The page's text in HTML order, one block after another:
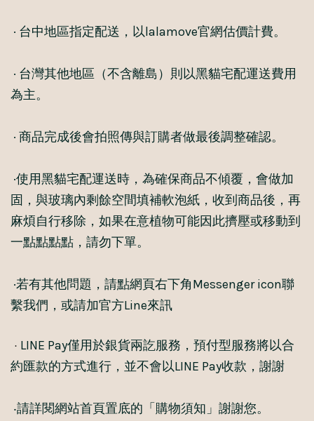
· 台中地區指定配送，以lalamove官網估價計費。
· 台灣其他地區（不含離島）則以黑貓宅配運送費用
為主。
· 商品完成後會拍照傳與訂購者做最後調整確認。
·使用黑貓宅配運送時，為確保商品不傾覆，會做加
固，與玻璃內剩餘空間填補軟泡紙，收到商品後，再
麻煩自行移除，如果在意植物可能因此擠壓或移動到
一點點點點，請勿下單。
·若有其他問題，請點網頁右下角Messenger icon聯
繫我們，或請加官方Line來訊
· LINE Pay僅用於銀貨兩訖服務，預付型服務將以合
約匯款的方式進行，並不會以LINE Pay收款，謝謝
‧請詳閱網站首頁置底的「購物須知」謝謝您。